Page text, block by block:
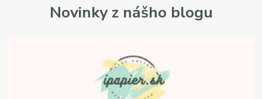
Novinky z nášho blogu